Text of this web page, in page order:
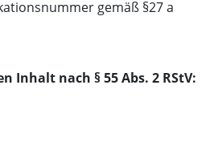
gemäß §27 a
Inhalt nach § 55 Abs. 2 RStV: